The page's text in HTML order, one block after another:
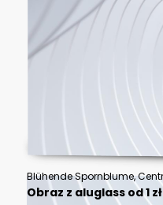
Obraz z aluglass od 1 zł